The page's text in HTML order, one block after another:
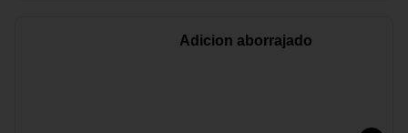
Adicion aborrajado